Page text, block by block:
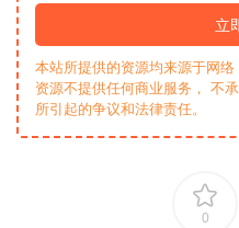
立
本站所提供的资源均来源于网
资源不提供任何商业服务， 不
所引起的争议和法律责任。
0